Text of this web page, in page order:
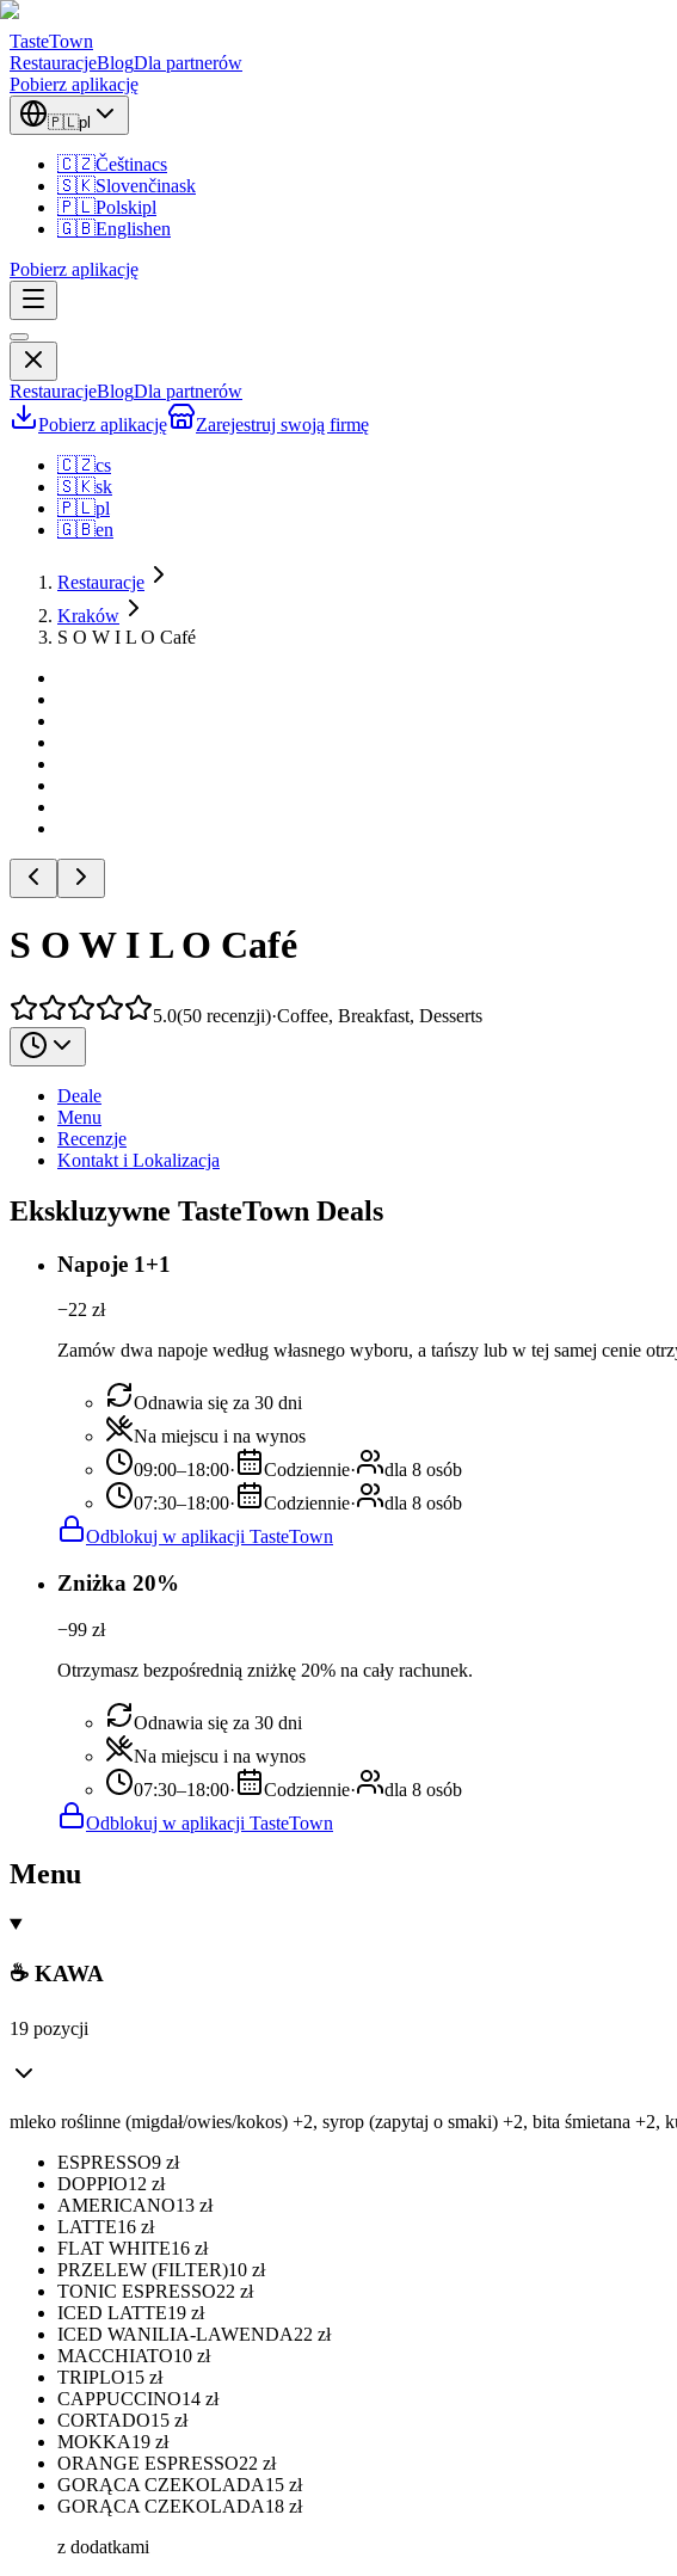
TasteTown
RestauracjeBlogDla partnerów
Pobierz aplikację
🇵🇱pl
🇨🇿Češtinacs
🇸🇰Slovenčinask
🇵🇱Polskipl
🇬🇧Englishen
Pobierz aplikację
RestauracjeBlogDla partnerów
Pobierz aplikację
Zarejestruj swoją firmę
🇨🇿cs
🇸🇰sk
🇵🇱pl
🇬🇧en
Restauracje
Kraków
S O W I L O Café
S O W I L O Café
5.0(50 recenzji)·Coffee, Breakfast, Desserts
Deale
Menu
Recenzje
Kontakt i Lokalizacja
Ekskluzywne TasteTown Deals
Napoje 1+1
−22 zł
Zamów dwa napoje według własnego wyboru, a tańszy lub w tej samej cenie
Odnawia się za 30 dni
Na miejscu i na wynos
09:00–18:00· Codziennie·
dla 8 osób
07:30–18:00· Codziennie·
dla 8 osób
Odblokuj w aplikacji TasteTown
Zniżka 20%
−99 zł
Otrzymasz bezpośrednią zniżkę 20% na cały rachunek.
Odnawia się za 30 dni
Na miejscu i na wynos
07:30–18:00· Codziennie·
dla 8 osób
Odblokuj w aplikacji TasteTown
Menu
☕ KAWA
19 pozycji
mleko roślinne (migdał/owies/kokos) +2, syrop (zapytaj o smaki) +2, bita śmietana
ESPRESSO9 zł
DOPPIO12 zł
AMERICANO13 zł
LATTE16 zł
FLAT WHITE16 zł
PRZELEW (FILTER)10 zł
TONIC ESPRESSO22 zł
ICED LATTE19 zł
ICED WANILIA-LAWENDA22 zł
MACCHIATO10 zł
TRIPLO15 zł
CAPPUCCINO14 zł
CORTADO15 zł
MOKKA19 zł
ORANGE ESPRESSO22 zł
GORĄCA CZEKOLADA15 zł
GORĄCA CZEKOLADA18 zł
z dodatkami